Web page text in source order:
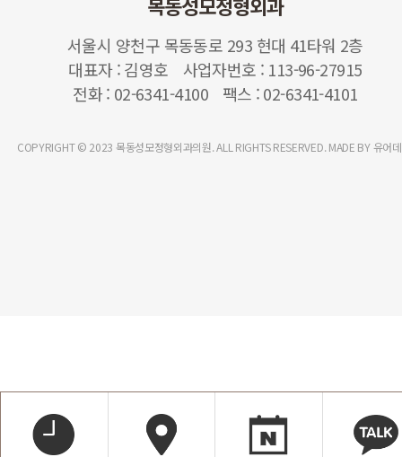
서울시 양천구 목동동로 293 현대 41타워 2층
대표자 김영호 사업자번호 113-96-27915
전화 02-6341-4100 팩스 02-6341-4101
COPYRIGHT © 2023 목동성모정형외과의원. ALL RIGHTS RESERVED. MADE BY 유어